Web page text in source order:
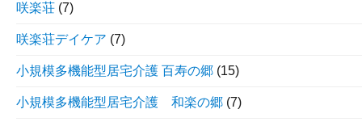
咲楽荘 (7)
咲楽荘デイケア (7)
小規模多機能型居宅介護 百寿の郷 (15)
小規模多機能型居宅介護 和楽の郷 (7)